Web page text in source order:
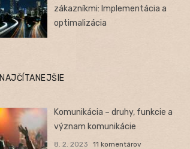
zákazníkmi: Implementácia a
optimalizácia
NAJČÍTANEJŠIE
Komunikácia – druhy, funkcie a
význam komunikácie
8. 2. 2023 11 komentárov